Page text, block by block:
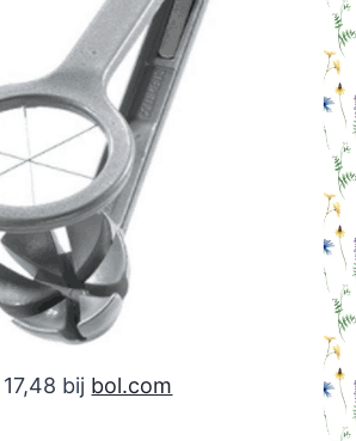
17,48 bij bol.com